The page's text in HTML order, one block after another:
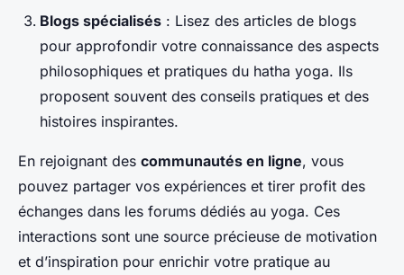
Blogs spécialisés : Lisez des articles de blogs
pour approfondir votre connaissance des aspects
philosophiques et pratiques du hatha yoga. Ils
proposent souvent des conseils pratiques et des
histoires inspirantes.
En rejoignant des communautés en ligne, vous
pouvez partager vos expériences et tirer profit des
échanges dans les forums dédiés au yoga. Ces
interactions sont une source précieuse de motivation
et d’inspiration pour enrichir votre pratique au